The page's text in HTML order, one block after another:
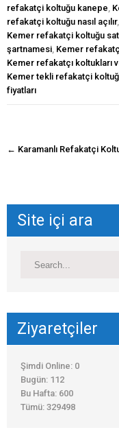
refakatçi koltuğu kanepe
refakatçi koltuğu nasıl açılır,
Kemer refakatçi koltuğu
şartnamesi Kemer
Kemer refakatçı koltukları
Kemer tekli refakatçi
fiyatları
← Karamanlı Refakatçi
Site içi ara
Ziyaretçiler
Şimdi Online: 0
Bugün: 112
Bu Hafta: 600
Tümü: 329498